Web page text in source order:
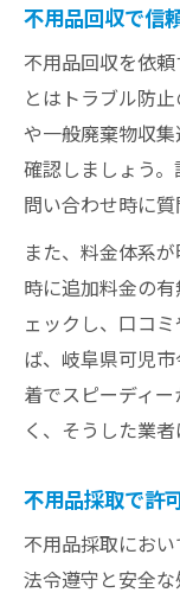
不用品回収で信
不用品回収を依
とはトラブル防
や一般廃棄物収
確認しましょう
問い合わせ時に質
また、料金体系
時に追加料金の
ェックし、口コ
ば、岐阜県可児
着でスピーディ
く、そうした業
不用品採取で許
不用品採取にお
法令遵守と安全